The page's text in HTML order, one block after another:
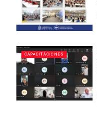
CAPACITACIONES